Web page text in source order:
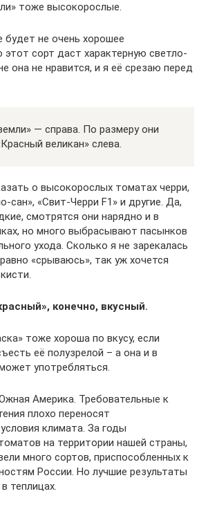
тоже высокорослые.
будет не очень хорошее
этот сорт даст характерную светло-
она не нравится, и я её срезаю перед
— справа. По размеру они
великан» слева.
о высокорослых томатах черри,
сан», «Свит-Черри F1» и другие. Да,
смотрятся они нарядно и в
но много выбрасывают пасынков
ухода. Сколько я не зарекалась
«срываюсь», так уж хочется
конечно, вкусный.
тоже хороша по вкусу, если
её полузрелой – а она и в
употребляться.
Америка. Требовательные к
плохо переносят
климата. За годы
на территории нашей страны,
много сортов, приспособленных к
России. Но лучшие результаты
теплицах.